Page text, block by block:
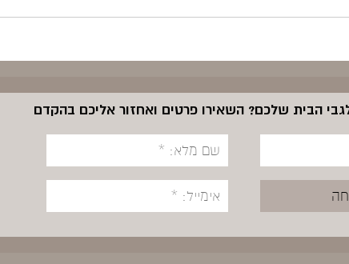
לגבי הבית שלכם? השאירו פרטים ואחזור אליכם בהקדם